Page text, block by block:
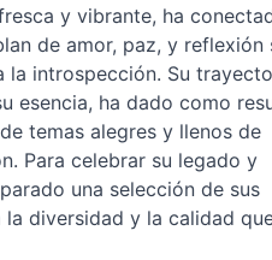
y vibrante, ha
de amor, paz, y reflexión
la introspección. Su
esencia, ha dado como
temas alegres y llenos de
Para celebrar su legado y
una selección de sus
diversidad y la calidad